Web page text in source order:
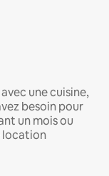
une cuisine,
besoin pour
un mois ou
location